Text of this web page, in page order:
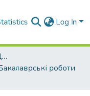
Log In
ВИПУСКНІ КВАЛІФІКАЦІЙНІ РОБОТИ
роботи